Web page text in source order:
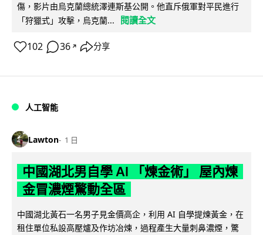
傷，影片由烏克蘭總統澤連斯基公開。他直斥俄軍對平民進行
「狩獵式」攻擊，烏克蘭...
閱讀全文
102 36 ↗ 分享
人工智能
Lawton 1 日
中國湖北男自學 AI 「煉金術」 屋內煉
金冒濃煙驚動全區
中國湖北黃石一名男子見金價高企，利用 AI 自學提煉黃金，在
租住單位私設高壓爐及作坊冶煉，過程產生大量刺鼻濃煙，驚